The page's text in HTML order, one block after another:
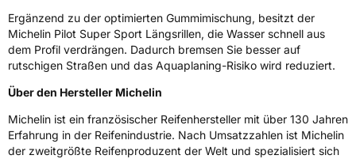
Ergänzend zu der optimierten Gummimischung, besitzt der
Michelin Pilot Super Sport Längsrillen, die Wasser schnell aus
dem Profil verdrängen. Dadurch bremsen Sie besser auf
rutschigen Straßen und das Aquaplaning-Risiko wird reduziert.
Über den Hersteller Michelin
Michelin ist ein französischer Reifenhersteller mit über 130 Jahren
Erfahrung in der Reifenindustrie. Nach Umsatzzahlen ist Michelin
der zweitgrößte Reifenproduzent der Welt und spezialisiert sich